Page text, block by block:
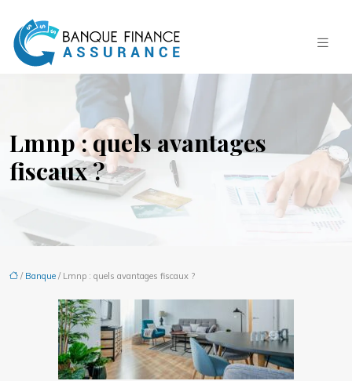
Lmnp : quels avantages
fiscaux ?
/ Banque / Lmnp : quels avantages fiscaux ?